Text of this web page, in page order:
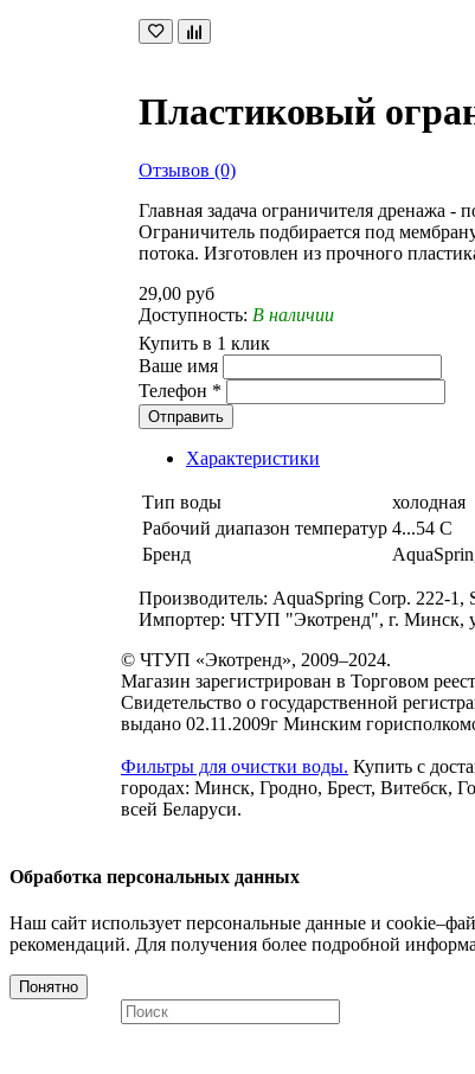
Пластиковый
Отзывов (0)
Главная задача ограничителя дренажа
Ограничитель подбирается под
потока. Изготовлен из прочного
29,00 руб
Доступность: В наличии
Купить в 1 клик
Ваше имя
Телефон *
Отправить
Характеристики
Тип воды
холодная
Рабочий диапазон температур 4...54 С
Бренд
Производитель: AquaSpring Corp. 222-
Импортер: ЧТУП "Экотренд", г. Минск,
© ЧТУП «Экотренд», 2009–2024.
Магазин зарегистрирован в Торговом
Свидетельство о государственной
выдано 02.11.2009г Минским
Фильтры для очистки воды. Купить с
городах: Минск, Гродно, Брест, Витебск,
всей Беларуси.
Обработка персональных данных
Наш сайт использует персональные данные и
рекомендаций. Для получения более подробной
Понятно